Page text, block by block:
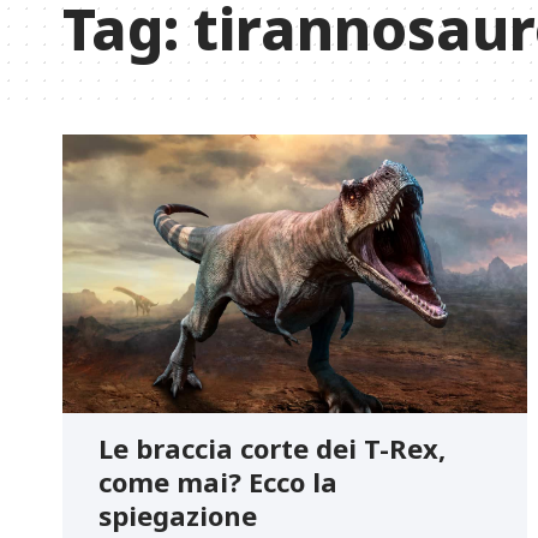
Tag:
Le braccia corte dei T-Rex,
come mai? Ecco la
spiegazione